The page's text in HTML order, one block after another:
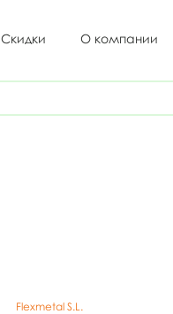
Скидки О компании
Flexmetal S.L.